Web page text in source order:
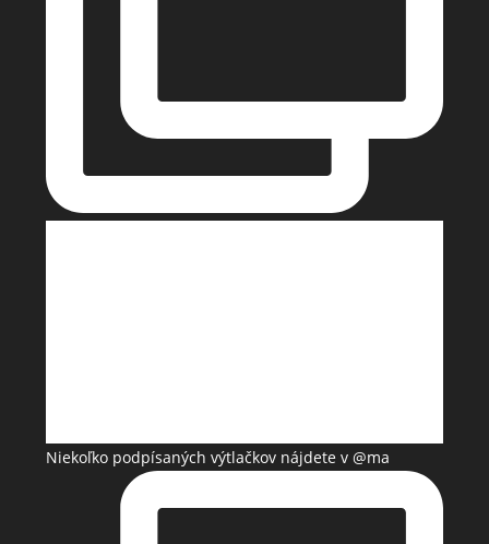
Niekoľko podpísaných výtlačkov nájdete v @ma